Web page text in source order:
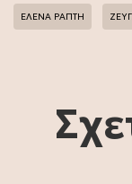
ΈΛΕΝΑ ΡΑΠΤΗ